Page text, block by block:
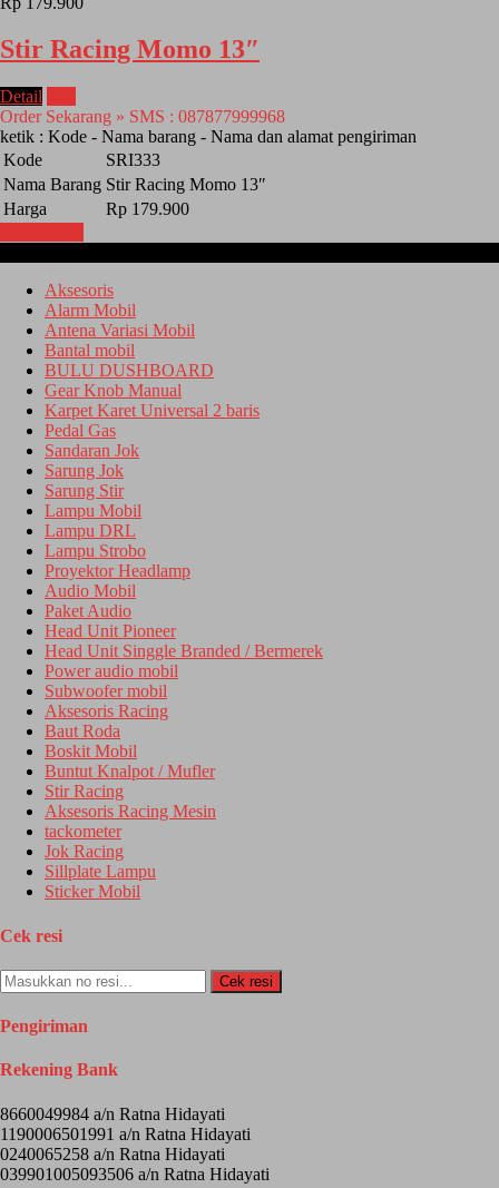
Stir Racing Momo 13″
Detail
Order Sekarang » SMS : 087877999968
ketik : Kode - Nama barang - Nama dan alamat pengiriman
Kode
SRI333
Nama Barang Stir Racing Momo 13″
Harga
Rp 179.900
Aksesoris
Alarm Mobil
Antena Variasi Mobil
Bantal mobil
BULU DUSHBOARD
Gear Knob Manual
Karpet Karet Universal 2 baris
Pedal Gas
Sandaran Jok
Sarung Jok
Sarung Stir
Lampu Mobil
Lampu DRL
Lampu Strobo
Proyektor Headlamp
Audio Mobil
Paket Audio
Head Unit Pioneer
Head Unit Singgle Branded / Bermerek
Power audio mobil
Subwoofer mobil
Aksesoris Racing
Baut Roda
Boskit Mobil
Buntut Knalpot / Mufler
Stir Racing
Aksesoris Racing Mesin
tackometer
Jok Racing
Sillplate Lampu
Sticker Mobil
Cek resi
Cek resi
Pengiriman
Rekening Bank
8660049984 a/n Ratna Hidayati
1190006501991 a/n Ratna Hidayati
0240065258 a/n Ratna Hidayati
039901005093506 a/n Ratna Hidayati